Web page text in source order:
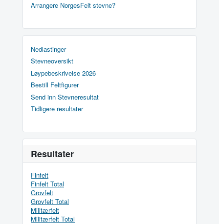
Arrangere NorgesFelt stevne?
Nedlastinger
Stevneoversikt
Løypebeskrivelse 2026
Bestill Feltfigurer
Send inn Stevneresultat
Tidligere resultater
Resultater
Finfelt
Finfelt Total
Grovfelt
Grovfelt Total
Militærfelt
Militærfelt Total